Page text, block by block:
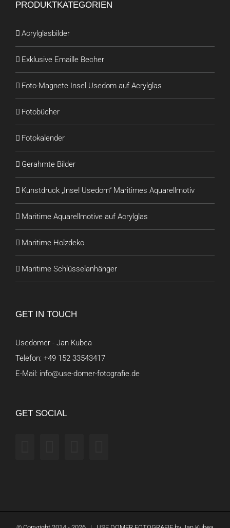
PRODUKTKATEGORIEN
Acrylglasbilder
Exklusive Emaille Becher
Foto-Magnete Insel Usedom auf Acrylglas
Fotobücher
Fotokalender
Gerahmte Bilder
Kunstdruck „Insel Usedom“ Maritimes Aquarellmotiv
Maritime Aquarellmotive auf Acrylglas
Maritime Holzdeko
Maritime Schlüsselanhänger
GET IN TOUCH
Usedomer - Jan Kubea
Telefon: +49 152 33543417
E-Mail: info@use-domer-fotografie.de
GET SOCIAL